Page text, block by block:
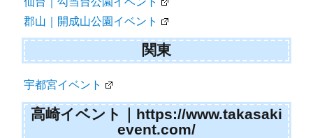
郡山｜開成山公園イベント
関東
宇都宮イベント
高崎イベント｜https://www.takasaki
event.com/